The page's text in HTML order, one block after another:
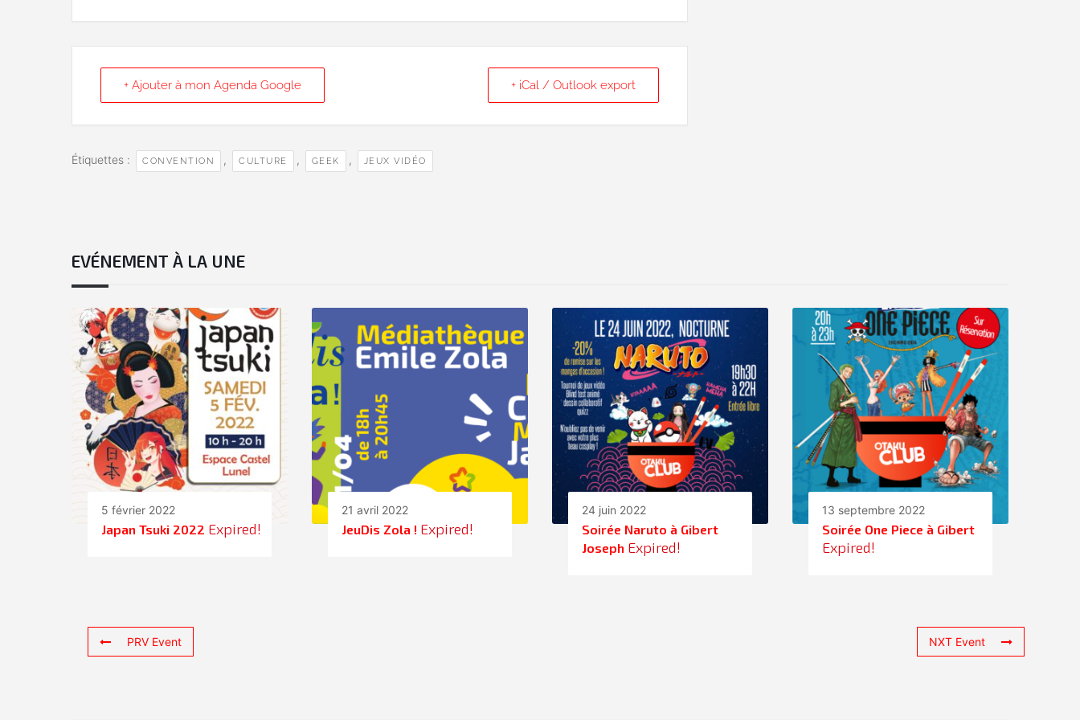
+ Ajouter à mon Agenda Google + iCal / Outlook export
Étiquettes : CONVENTION , CULTURE , GEEK , JEUX VIDÉO
EVÉNEMENT À LA UNE
5 février 2022
Japan Tsuki 2022 Expired!
21 avril 2022
JeuDis Zola ! Expired!
24 juin 2022
Soirée Naruto à Gibert
Joseph Expired!
13 septembre 2022
Soirée One Piece à Gibert
Expired!
PRV Event NXT Event